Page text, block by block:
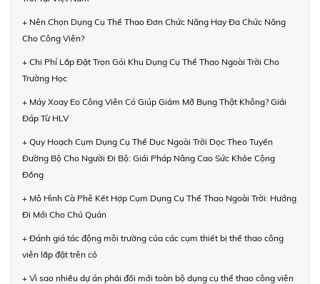
+ Nên Chọn Dụng Cụ Thể Thao Đơn Chức Năng Hay Đa Chức Năng
Cho Công Viên?
+ Chi Phí Lắp Đặt Trọn Gói Khu Dụng Cụ Thể Thao Ngoài Trời Cho
Trường Học
+ Máy Xoay Eo Công Viên Có Giúp Giảm Mỡ Bụng Thật Không? Giải
Đáp Từ HLV
+ Quy Hoạch Cụm Dụng Cụ Thể Dục Ngoài Trời Dọc Theo Tuyến
Đường Bộ Cho Người Đi Bộ: Giải Pháp Nâng Cao Sức Khỏe Cộng
Đồng
+ Mô Hình Cà Phê Kết Hợp Cụm Dụng Cụ Thể Thao Ngoài Trời: Hướng
Đi Mới Cho Chủ Quán
+ Đánh giá tác động môi trường của các cụm thiết bị thể thao công
viên lắp đặt trên cỏ
+ Vì sao nhiều dự án phải đổi mới toàn bộ dụng cụ thể thao công viên